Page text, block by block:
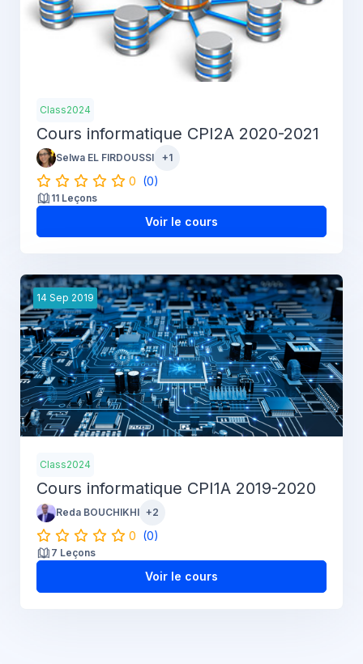
Class2024
Cours informatique CPI2A 2020-2021
Selwa EL FIRDOUSSI +1
0 (0)
11 Leçons
Voir le cours
14 Sep 2019
Class2024
Cours informatique CPI1A 2019-2020
Reda BOUCHIKHI +2
0 (0)
7 Leçons
Voir le cours